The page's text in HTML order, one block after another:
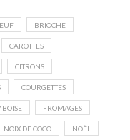
BRIOCHE
CAROTTES
CITRONS
COURGETTES
FROMAGES
NOIX DE COCO NOËL